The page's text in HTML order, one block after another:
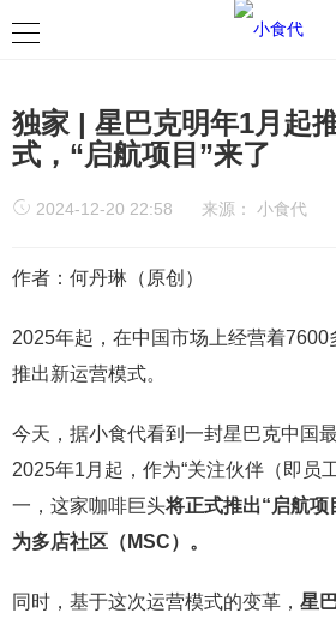
独家 | 星巴克明年1月起
式，“启航项目”来了
2024-12-20 22:58 来源： 小食代
作者：何丹琳（原创）
2025年起，在中国市场上经营着
推出新运营模式。
今天，据小食代看到一封星巴克中国
2025年1月起，作为“关注伙伴（即员
一，这家咖啡巨头将正式推出“启航项
为多店社区（MSC）。
同时，基于这次运营模式的变革， 星